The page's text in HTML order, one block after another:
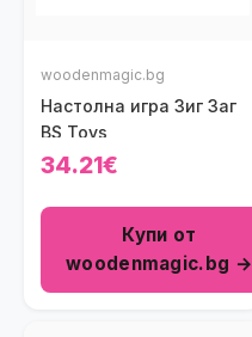
woodenmagic.bg
Настолна игра Зиг Заг
BS Toys
34.21€
Купи от
woodenmagic.bg →